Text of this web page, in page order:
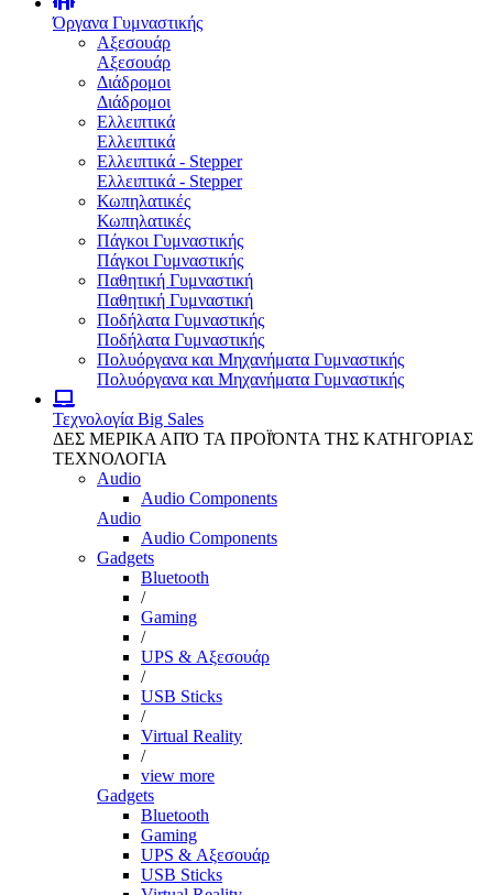
Όργανα Γυμναστικής
Αξεσουάρ
Αξεσουάρ
Διάδρομοι
Διάδρομοι
Ελλειπτικά
Ελλειπτικά
Ελλειπτικά - Stepper
Ελλειπτικά - Stepper
Κωπηλατικές
Κωπηλατικές
Πάγκοι Γυμναστικής
Πάγκοι Γυμναστικής
Παθητική Γυμναστική
Παθητική Γυμναστική
Ποδήλατα Γυμναστικής
Ποδήλατα Γυμναστικής
Πολυόργανα και Μηχανήματα Γυμναστικής
Πολυόργανα και Μηχανήματα Γυμναστικής
Τεχνολογία Big Sales
ΔΕΣ ΜΕΡΙΚΑ ΑΠΌ ΤΑ ΠΡΟΪΌΝΤΑ ΤΗΣ ΚΑΤΗΓΟΡΙΑΣ
ΤΕΧΝΟΛΟΓΙΑ
Audio
Audio Components
Audio
Audio Components
Gadgets
Bluetooth
/
Gaming
/
UPS & Αξεσουάρ
/
USB Sticks
/
Virtual Reality
/
view more
Gadgets
Bluetooth
Gaming
UPS & Αξεσουάρ
USB Sticks